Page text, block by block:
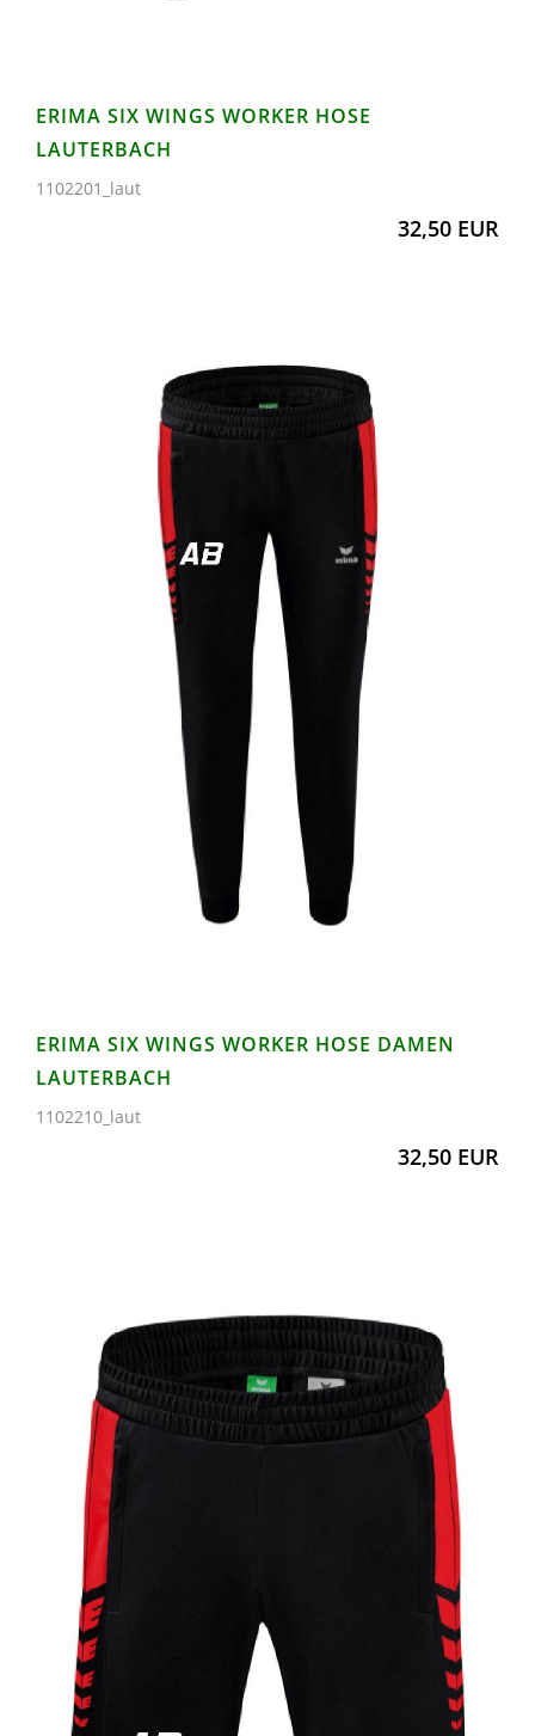
ERIMA SIX WINGS WORKER HOSE
LAUTERBACH
1102201_laut
32,50 EUR
ERIMA SIX WINGS WORKER HOSE DAMEN
LAUTERBACH
1102210_laut
32,50 EUR